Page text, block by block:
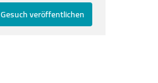
Gesuch veröffentlichen